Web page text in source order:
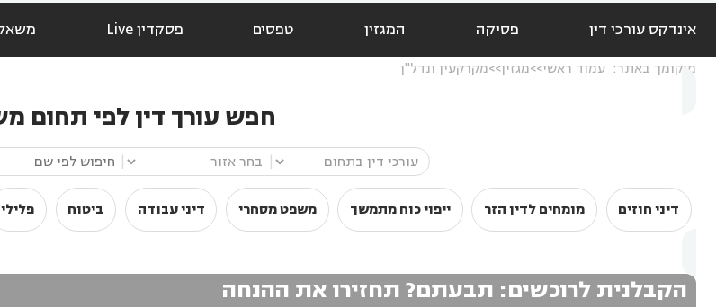
אינדקס עורכי דין פסיקה המגזין טפסים פסקדין Live
מיקומך באתר: עמוד ראשי מגזין מקרקעין ונדל"ן
חפש עורך דין לפי תחום
דיני חוזים מומחים לדין הזר ייפוי כוח מתמשך משפט מסחרי דיני עבודה ביטוח פלילי
הקבלנית לרוכשים: תבעתם? תחזירו את ההנחה